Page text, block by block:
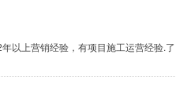
以上营销经验，有项目施工运营经验.了